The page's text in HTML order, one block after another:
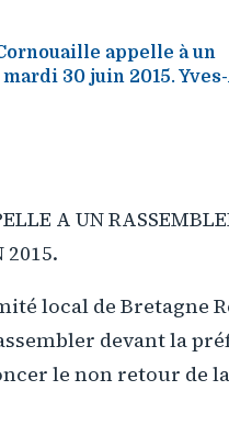
appelle à un
30 juin 2015.
A UN
2015.
local de Bretagne
devant la
le non retour de